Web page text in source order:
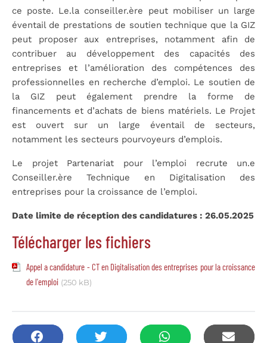
ce poste. Le.la conseiller.ère peut mobiliser un large
éventail de prestations de soutien technique que la GIZ
peut proposer aux entreprises, notamment afin de
contribuer au développement des capacités des
entreprises et l’amélioration des compétences des
professionnelles en recherche d’emploi. Le soutien de
la GIZ peut également prendre la forme de
financements et d’achats de biens matériels. Le Projet
est ouvert sur un large éventail de secteurs,
notamment les secteurs pourvoyeurs d’emplois.
Le projet Partenariat pour l’emploi recrute un.e
Conseiller.ère Technique en Digitalisation des
entreprises pour la croissance de l’emploi.
Date limite de réception des candidatures : 26.05.2025
Télécharger les fichiers
Appel a candidature - CT en Digitalisation des entreprises pour la croissance
de l'emploi (250 kB)